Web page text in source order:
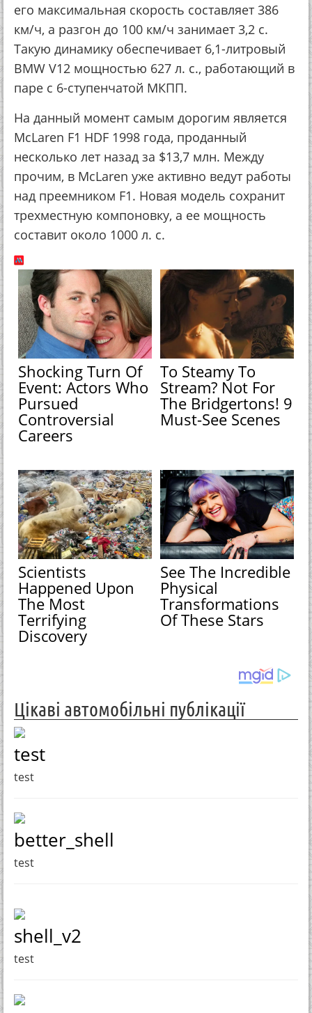
его максимальная скорость составляет 386
км/ч, а разгон до 100 км/ч занимает 3,2 с.
Такую динамику обеспечивает 6,1-литровый
BMW V12 мощностью 627 л. с., работающий в
паре с 6-ступенчатой МКПП.
На данный момент самым дорогим является
McLaren F1 HDF 1998 года, проданный
несколько лет назад за $13,7 млн. Между
прочим, в McLaren уже активно ведут работы
над преемником F1. Новая модель сохранит
трехместную компоновку, а ее мощность
составит около 1000 л. с.
Shocking Turn Of
Event: Actors Who
Pursued
Controversial
Careers
To Steamy To
Stream? Not For
The Bridgertons! 9
Must-See Scenes
Scientists
Happened Upon
The Most
Terrifying
Discovery
See The Incredible
Physical
Transformations
Of These Stars
Цікаві автомобільні публікації
test
test
better_shell
test
shell_v2
test